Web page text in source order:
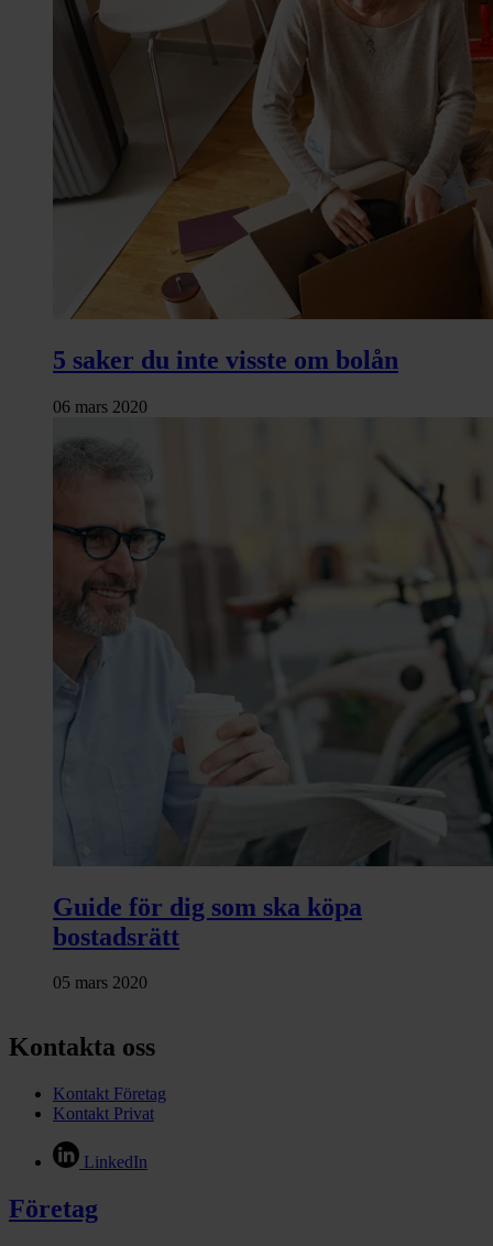
5 saker du inte visste om bolån
06 mars 2020
Guide för dig som ska köpa
bostadsrätt
05 mars 2020
Kontakta oss
Kontakt Företag
Kontakt Privat
LinkedIn
Företag